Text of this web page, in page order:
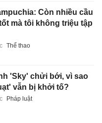
Còn nhiều cầu
mà tôi không triệu tập
Thể thao
'Sky' chửi bới, vì sao
vẫn bị khởi tố?
Pháp luật